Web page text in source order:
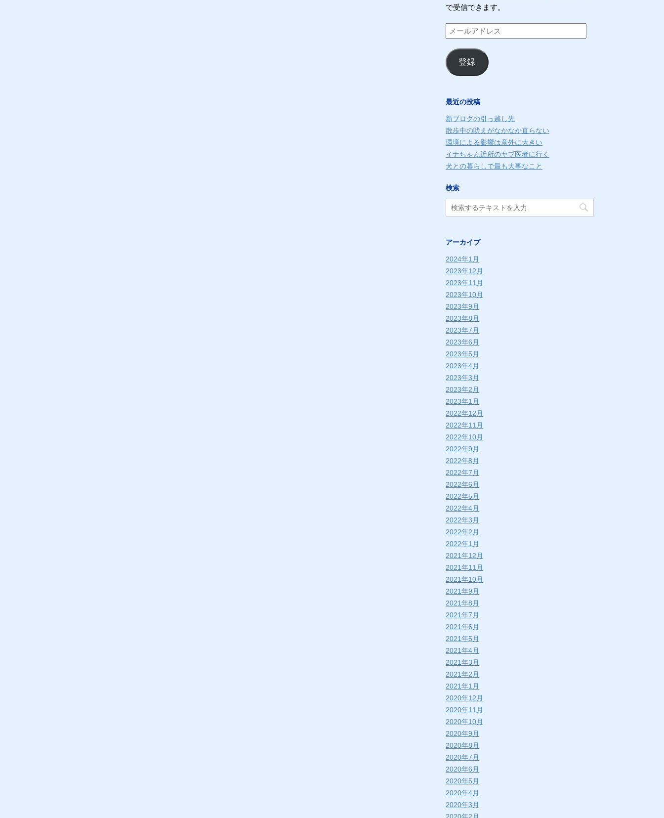
で受信できます。
メ
ー
ル
ア
ス
登録
最近の投稿
新ブログの引っ越し先
散歩中の吠えがなかなか直らない
環境による影響は意外に大きい
イナちゃん近所のヤブ医者に行く
犬との暮らしで最も大事なこと
検索
アーカイブ
2024年1月
2023年12月
2023年11月
2023年10月
2023年9月
2023年8月
2023年7月
2023年6月
2023年5月
2023年4月
2023年3月
2023年2月
2023年1月
2022年12月
2022年11月
2022年10月
2022年9月
2022年8月
2022年7月
2022年6月
2022年5月
2022年4月
2022年3月
2022年2月
2022年1月
2021年12月
2021年11月
2021年10月
2021年9月
2021年8月
2021年7月
2021年6月
2021年5月
2021年4月
2021年3月
2021年2月
2021年1月
2020年12月
2020年11月
2020年10月
2020年9月
2020年8月
2020年7月
2020年6月
2020年5月
2020年4月
2020年3月
2020年2月